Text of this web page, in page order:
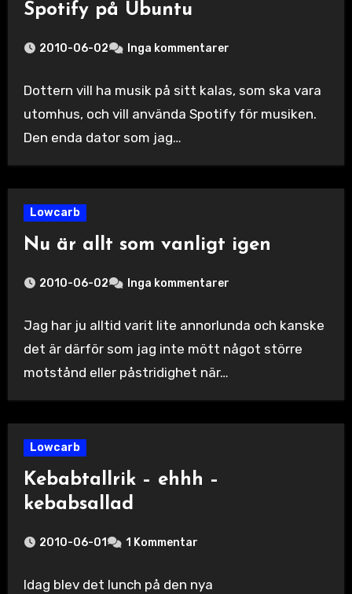
Spotify på Ubuntu
2010-06-02 Inga kommentarer
Dottern vill ha musik på sitt kalas, som ska vara
utomhus, och vill använda Spotify för musiken.
Den enda dator som jag…
Lowcarb
Nu är allt som vanligt igen
2010-06-02 Inga kommentarer
Jag har ju alltid varit lite annorlunda och kanske
det är därför som jag inte mött något större
motstånd eller påstridighet när…
Lowcarb
Kebabtallrik – ehhh –
kebabsallad
2010-06-01 1 Kommentar
Idag blev det lunch på den nya